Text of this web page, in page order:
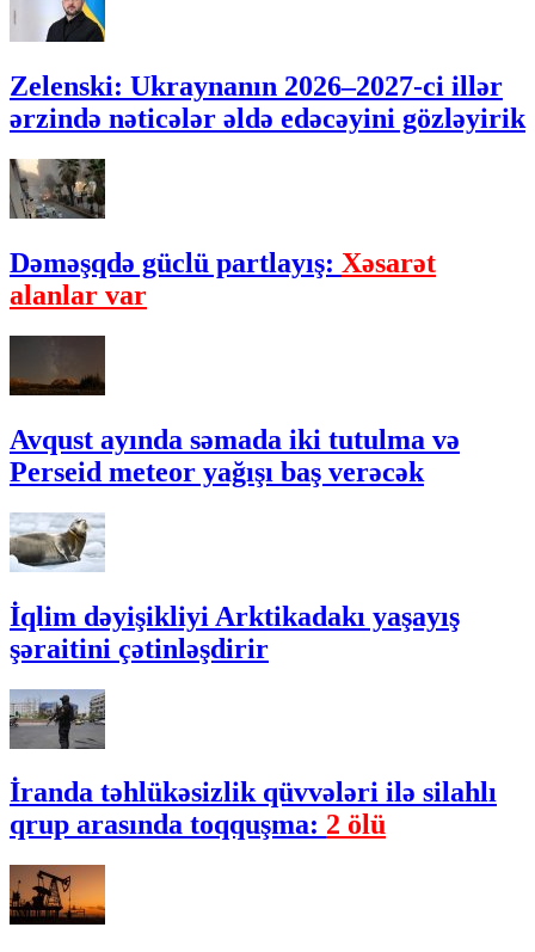
Zelenski: Ukraynanın 2026–2027-ci illər
ərzində nəticələr əldə edəcəyini gözləyirik
Dəməşqdə güclü partlayış: Xəsarət
alanlar var
Avqust ayında səmada iki tutulma və
Perseid meteor yağışı baş verəcək
İqlim dəyişikliyi Arktikadakı yaşayış
şəraitini çətinləşdirir
İranda təhlükəsizlik qüvvələri ilə silahlı
qrup arasında toqquşma: 2 ölü